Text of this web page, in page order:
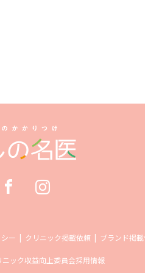
ー クリニック掲載依頼 ブランド掲
ニック収益向上委員会採用情報